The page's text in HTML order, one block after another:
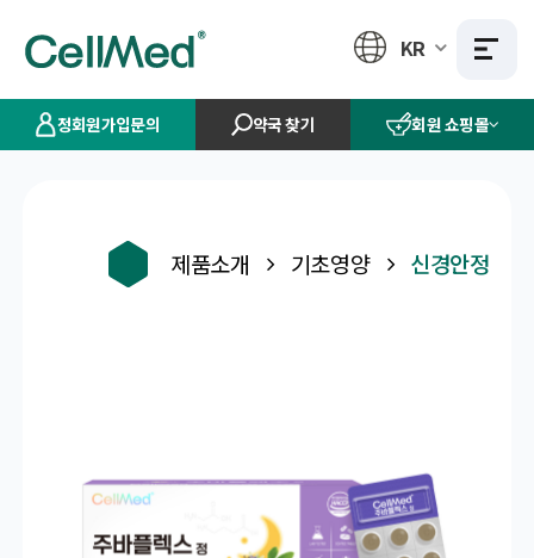
정회원가입문의 약국 찾기 회원 쇼핑몰
KR
제품소개 기초영양 신경안정